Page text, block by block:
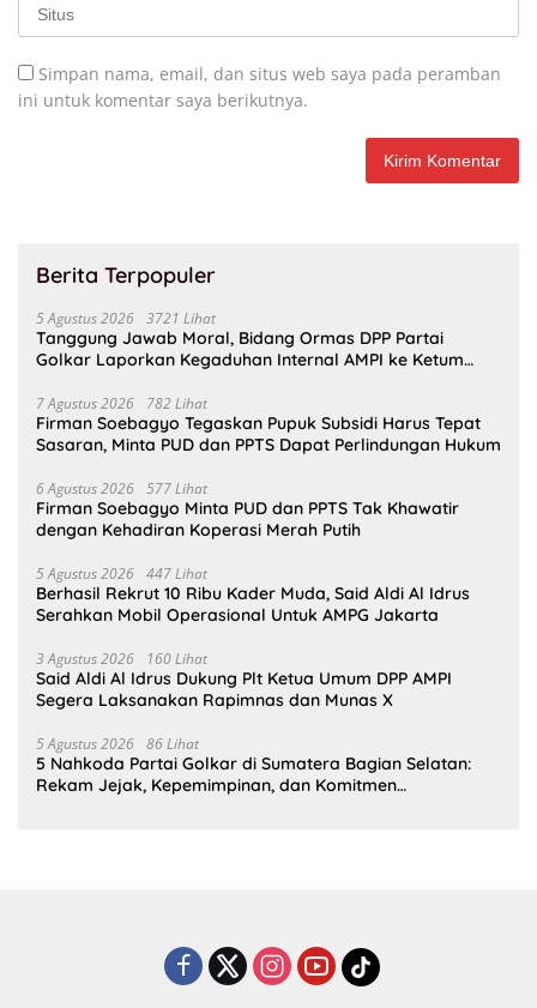
Simpan nama, email, dan situs web saya pada peramban
ini untuk komentar saya berikutnya.
Berita Terpopuler
5 Agustus 2026 3721 Lihat
Tanggung Jawab Moral, Bidang Ormas DPP Partai
Golkar Laporkan Kegaduhan Internal AMPI ke Ketum
7 Agustus 2026 782 Lihat
Firman Soebagyo Tegaskan Pupuk Subsidi Harus Tepat
Sasaran, Minta PUD dan PPTS Dapat Perlindungan Hukum
6 Agustus 2026 577 Lihat
Firman Soebagyo Minta PUD dan PPTS Tak Khawatir
dengan Kehadiran Koperasi Merah Putih
5 Agustus 2026 447 Lihat
Berhasil Rekrut 10 Ribu Kader Muda, Said Aldi Al Idrus
Serahkan Mobil Operasional Untuk AMPG Jakarta
3 Agustus 2026 160 Lihat
Said Aldi Al Idrus Dukung Plt Ketua Umum DPP AMPI
Segera Laksanakan Rapimnas dan Munas X
5 Agustus 2026 86 Lihat
5 Nahkoda Partai Golkar di Sumatera Bagian Selatan:
Rekam Jejak, Kepemimpinan, dan Komitmen